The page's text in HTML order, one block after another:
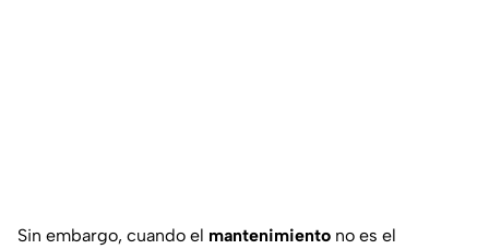
Sin embargo, cuando el mantenimiento no es el